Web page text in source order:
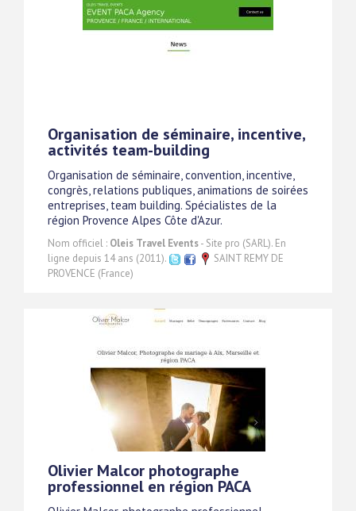
Organisation de séminaire, incentive,
activités team-building
Organisation de séminaire, convention, incentive,
congrès, relations publiques, animations de soirées
entreprises, team building. Spécialistes de la
région Provence Alpes Côte d'Azur.
Nom officiel : Oleis Travel Events- Site pro (SARL). En
ligne depuis 14 ans (2011).
SAINT REMY DE
PROVENCE (France)
Olivier Malcor photographe
professionnel en région PACA